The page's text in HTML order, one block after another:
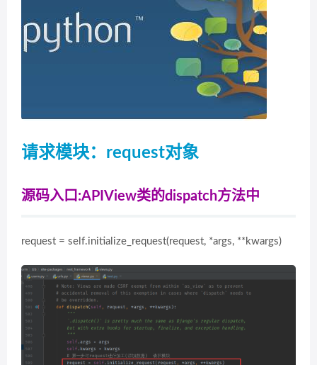
请求模块：request对象
源码入口:APIView类的dispatch方法中
request = self.initialize_request(request, *args, **kwargs)